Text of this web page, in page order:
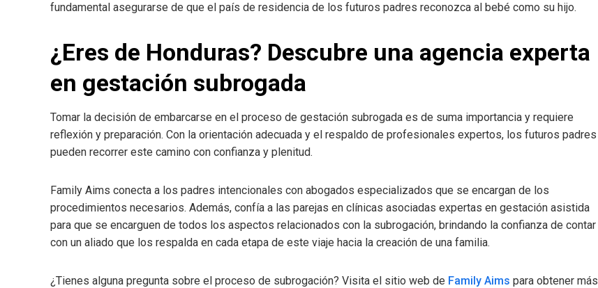
fundamental asegurarse de que el país de residencia de los futuros padres reconozca al bebé como su hijo.
¿Eres de Honduras? Descubre una agencia experta
en gestación subrogada
Tomar la decisión de embarcarse en el proceso de gestación subrogada es de suma importancia y requiere
reflexión y preparación. Con la orientación adecuada y el respaldo de profesionales expertos, los futuros padres
pueden recorrer este camino con confianza y plenitud.
Family Aims conecta a los padres intencionales con abogados especializados que se encargan de los
procedimientos necesarios. Además, confía a las parejas en clínicas asociadas expertas en gestación asistida
para que se encarguen de todos los aspectos relacionados con la subrogación, brindando la confianza de contar
con un aliado que los respalda en cada etapa de este viaje hacia la creación de una familia.
¿Tienes alguna pregunta sobre el proceso de subrogación? Visita el sitio web de Family Aims para obtener más